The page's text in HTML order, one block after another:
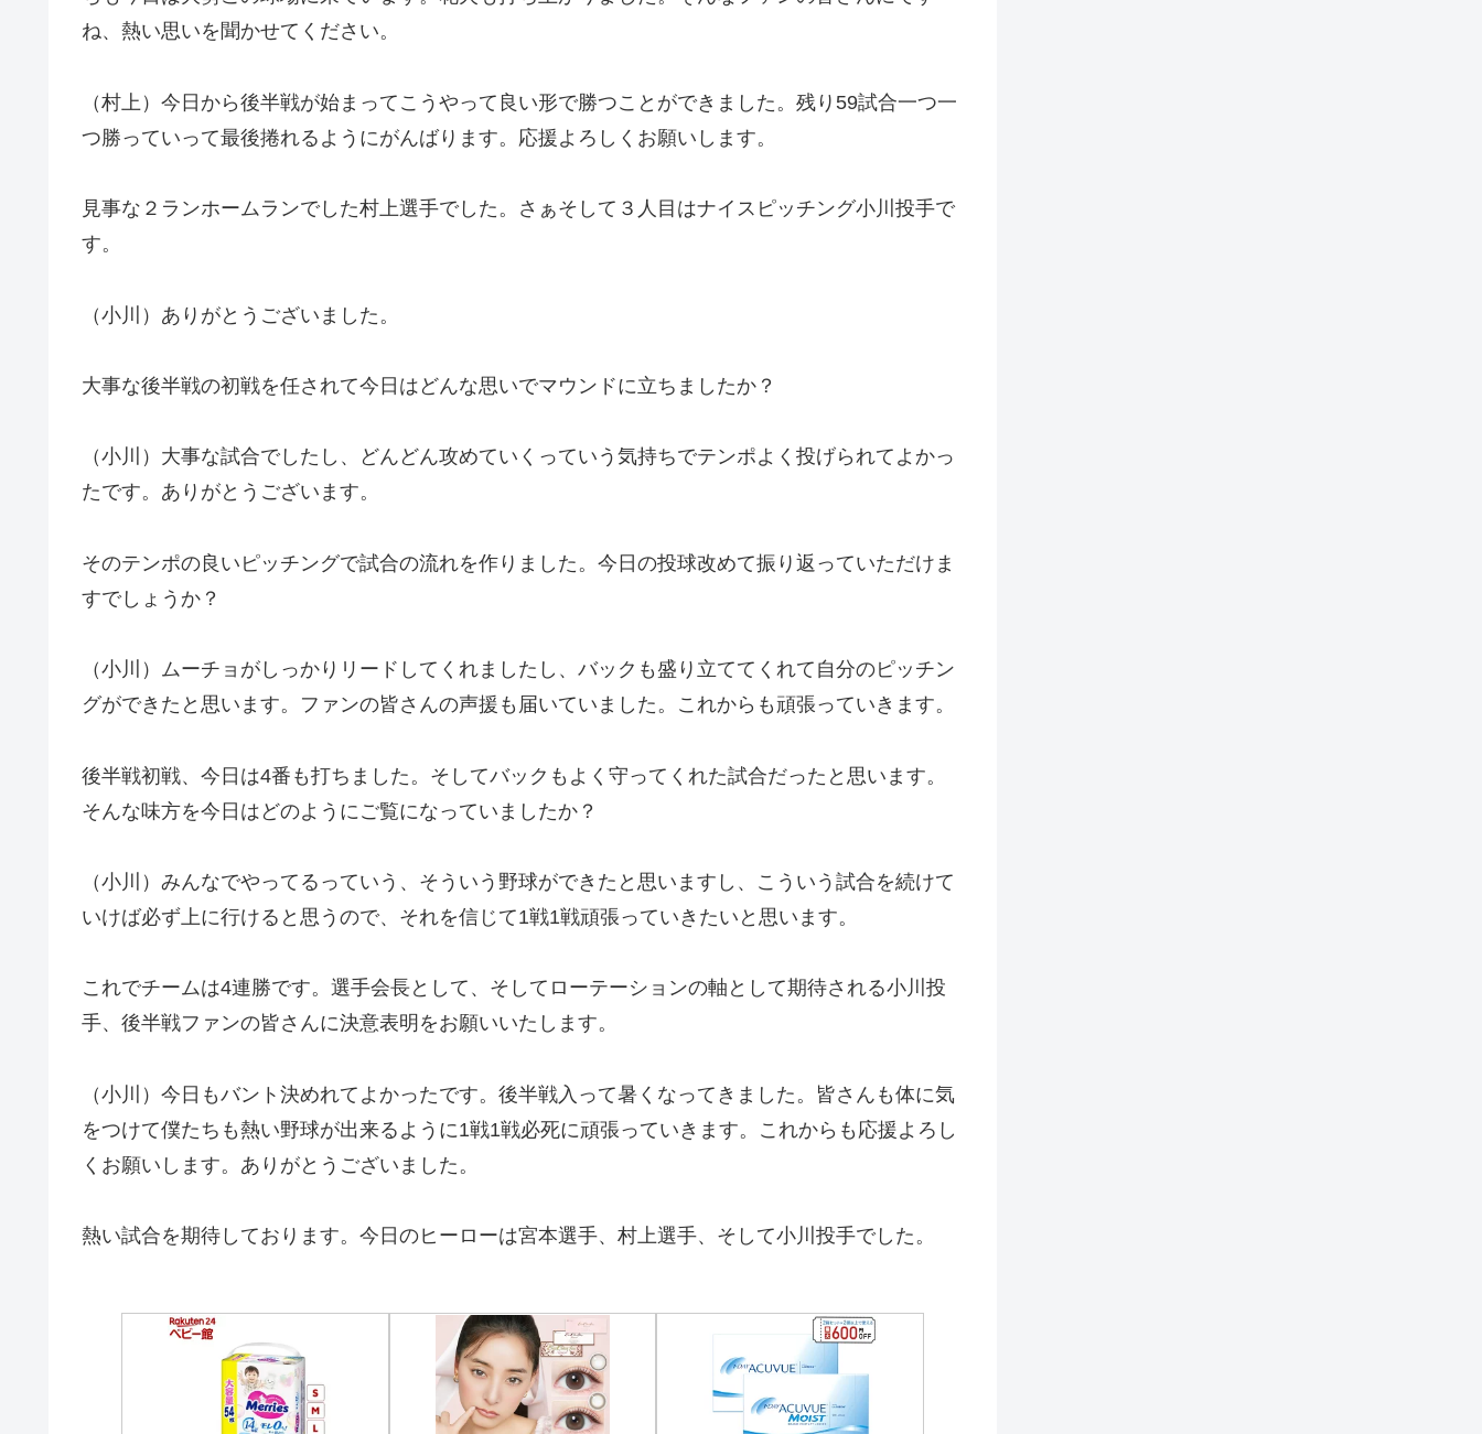
ね、熱い思いを聞かせてください。
（村上）今日から後半戦が始まってこうやって良い形で勝つことができました。残り59試合一つ一
つ勝っていって最後捲れるようにがんばります。応援よろしくお願いします。
見事な２ランホームランでした村上選手でした。さぁそして３人目はナイスピッチング小川投手で
す。
（小川）ありがとうございました。
大事な後半戦の初戦を任されて今日はどんな思いでマウンドに立ちましたか？
（小川）大事な試合でしたし、どんどん攻めていくっていう気持ちでテンポよく投げられてよかっ
たです。ありがとうございます。
そのテンポの良いピッチングで試合の流れを作りました。今日の投球改めて振り返っていただけま
すでしょうか？
（小川）ムーチョがしっかりリードしてくれましたし、バックも盛り立ててくれて自分のピッチン
グができたと思います。ファンの皆さんの声援も届いていました。これからも頑張っていきます。
後半戦初戦、今日は4番も打ちました。そしてバックもよく守ってくれた試合だったと思います。
そんな味方を今日はどのようにご覧になっていましたか？
（小川）みんなでやってるっていう、そういう野球ができたと思いますし、こういう試合を続けて
いけば必ず上に行けると思うので、それを信じて1戦1戦頑張っていきたいと思います。
これでチームは4連勝です。選手会長として、そしてローテーションの軸として期待される小川投
手、後半戦ファンの皆さんに決意表明をお願いいたします。
（小川）今日もバント決めれてよかったです。後半戦入って暑くなってきました。皆さんも体に気
をつけて僕たちも熱い野球が出来るように1戦1戦必死に頑張っていきます。これからも応援よろし
くお願いします。ありがとうございました。
熱い試合を期待しております。今日のヒーローは宮本選手、村上選手、そして小川投手でした。